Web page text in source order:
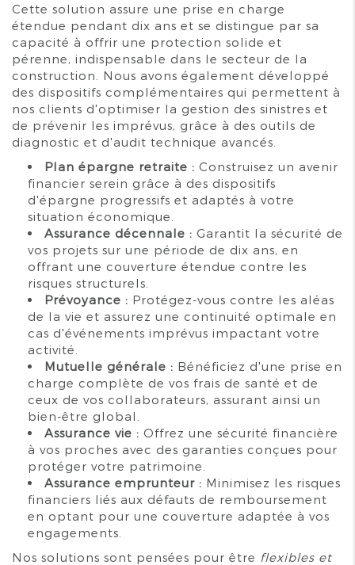
Cette solution assure une prise en charge
étendue pendant dix ans et se distingue par sa
capacité à offrir une protection solide et
pérenne, indispensable dans le secteur de la
construction. Nous avons également développé
des dispositifs complémentaires qui permettent à
nos clients d'optimiser la gestion des sinistres et
de prévenir les imprévus, grâce à des outils de
diagnostic et d'audit technique avancés.
Plan épargne retraite : Construisez un avenir
financier serein grâce à des dispositifs
d'épargne progressifs et adaptés à votre
situation économique.
Assurance décennale : Garantit la sécurité de
vos projets sur une période de dix ans, en
offrant une couverture étendue contre les
risques structurels.
Prévoyance : Protégez-vous contre les aléas
de la vie et assurez une continuité optimale en
cas d'événements imprévus impactant votre
activité.
Mutuelle générale : Bénéficiez d'une prise en
charge complète de vos frais de santé et de
ceux de vos collaborateurs, assurant ainsi un
bien-être global.
Assurance vie : Offrez une sécurité financière
à vos proches avec des garanties conçues pour
protéger votre patrimoine.
Assurance emprunteur : Minimisez les risques
financiers liés aux défauts de remboursement
en optant pour une couverture adaptée à vos
engagements.
Nos solutions sont pensées pour être flexibles et